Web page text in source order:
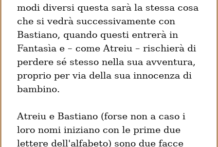
modi diversi questa sarà la stessa cosa
che si vedrà successivamente con
Bastiano, quando questi entrerà in
Fantasìa e – come Atreiu – rischierà di
perdere sé stesso nella sua avventura,
proprio per via della sua innocenza di
bambino.
Atreiu e Bastiano (forse non a caso i
loro nomi iniziano con le prime due
lettere dell'alfabeto) sono due facce